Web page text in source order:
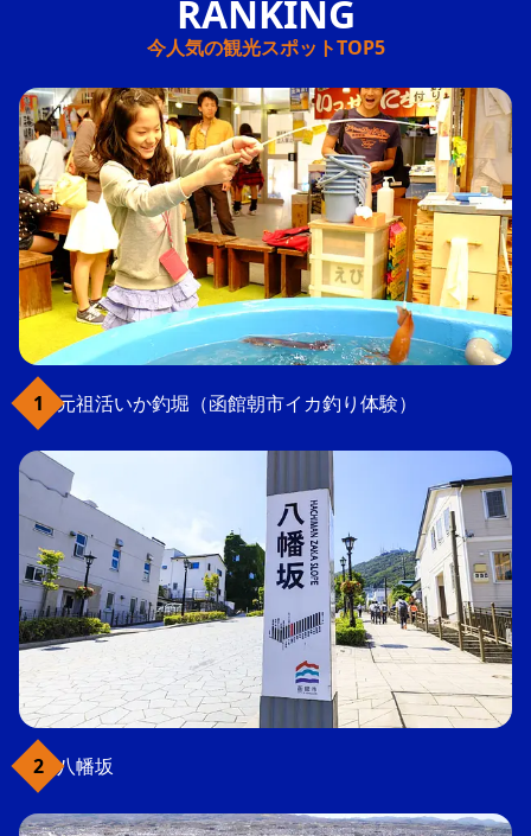
今人気の観光スポットTOP5
元祖活いか釣堀（函館朝市イカ釣り体験）
八幡坂